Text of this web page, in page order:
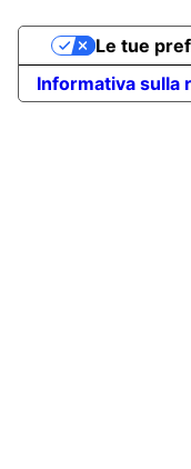
Informativa sulla
Le tue